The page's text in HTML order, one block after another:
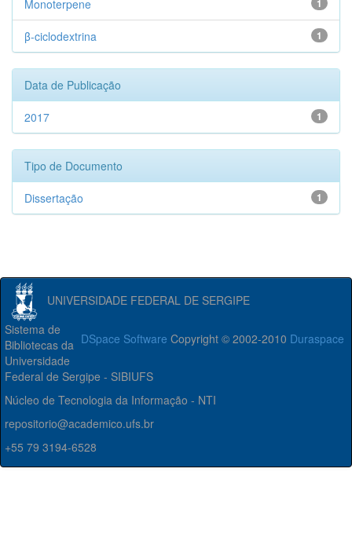
1
Monoterpene
1
β-ciclodextrina
Data de Publicação
1
2017
Tipo de Documento
1
Dissertação
UNIVERSIDADE FEDERAL DE SERGIPE
DSpace Software Copyright © 2002-2010 Duraspace
Sistema de
Bibliotecas da
Universidade
Federal de Sergipe - SIBIUFS
Núcleo de Tecnologia da Informação - NTI
repositorio@academico.ufs.br
+55 79 3194-6528